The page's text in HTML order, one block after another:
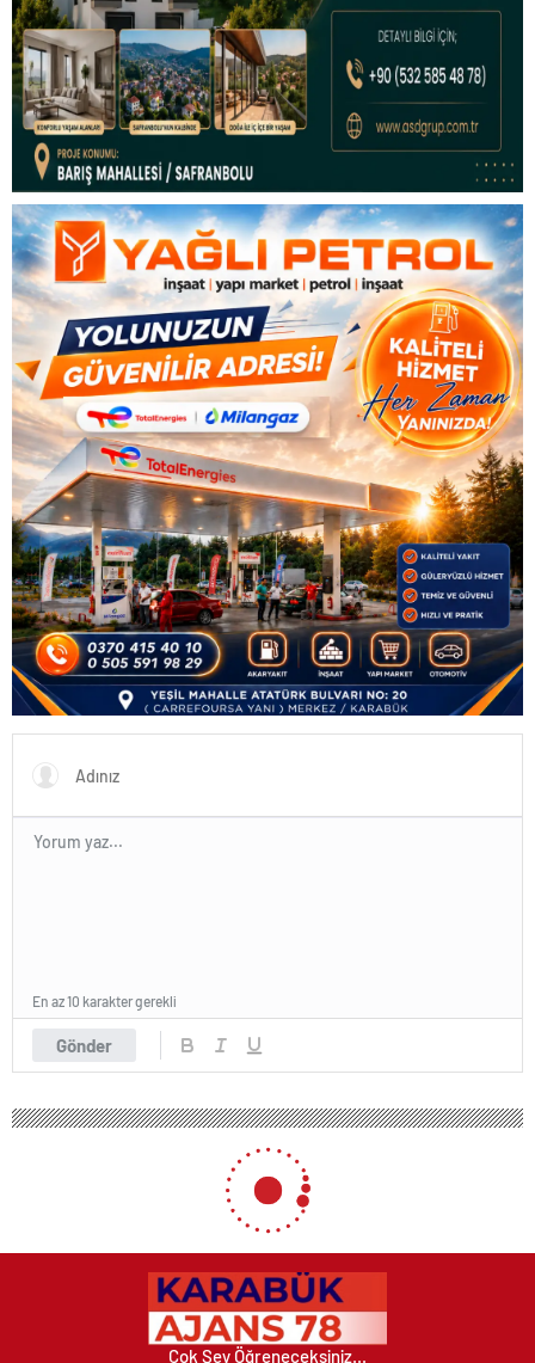
Gönder
En az 10 karakter gerekli
Vali İpek ve İZDES Heyetinden
Kaymakam Türköz’e Ziyaret
17 Ağustos 2020 13:31
Merkez Valisi Hasan İpek ve İZDES heyeti
Safranbolu Kaymakamı Mehmet Türköz’ü
makamında ziyaret etti. İçişleri Bakanlığı